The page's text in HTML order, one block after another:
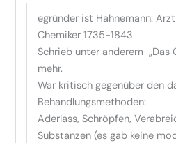
egründer ist Hahnemann:
Chemiker 1735-1843
Schrieb unter anderem „Das
mehr.
War kritisch gegenüber den
Behandlungsmethoden:
Aderlass, Schröpfen,
Substanzen (es gab keine